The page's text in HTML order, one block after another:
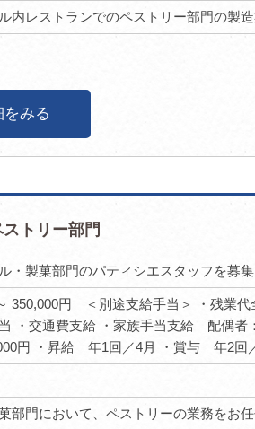
内レストランでのペストリー部門の製
みる
トリー部門
・製菓部門のパティシエスタッフを募
350,000円 ＜別途支給手当＞ ・残業代
・交通費支給 ・家族手当支給 配偶者
円 ・昇給 年1回／4月 ・賞与 年2回
部門において、ペストリーの業務をお